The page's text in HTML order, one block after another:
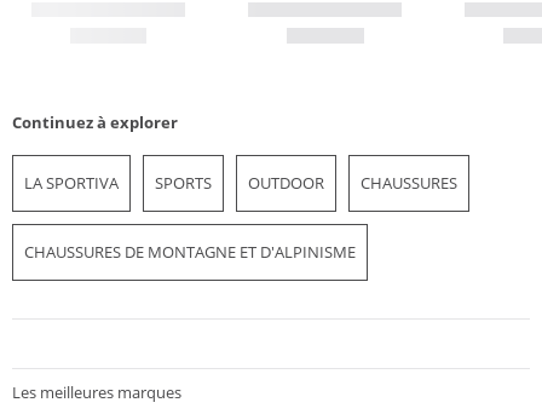
Continuez à explorer
LA SPORTIVA SPORTS OUTDOOR CHAUSSURES
CHAUSSURES DE MONTAGNE ET D'ALPINISME
Les meilleures marques